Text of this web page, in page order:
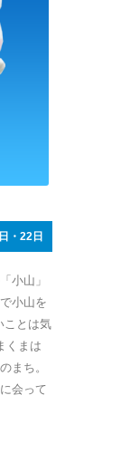
・22日
小山」
小山を
ことは気
くまは
まち。
会って